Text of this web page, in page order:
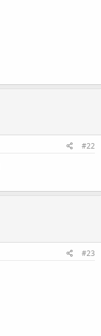
#22
#23